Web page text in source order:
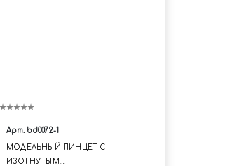
Арт. bd0072-1
МОДЕЛЬНЫЙ ПИНЦЕТ С
ИЗОГНУТЫМ